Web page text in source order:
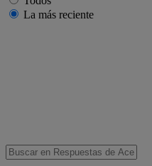
La más reciente